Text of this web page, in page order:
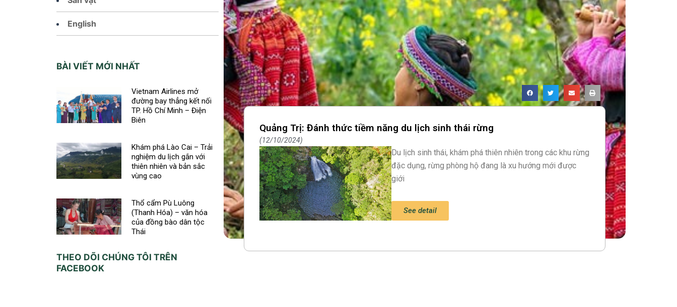
English
BÀI VIẾT MỚI NHẤT
Vietnam Airlines mở
đường bay thẳng kết nối
TP. Hồ Chí Minh – Điện
Biên
Khám phá Lào Cai – Trải
nghiệm du lịch gắn với
thiên nhiên và bản sắc
vùng cao
Thổ cẩm Pù Luông
(Thanh Hóa) – văn hóa
của đồng bào dân tộc
Thái
THEO DÕI CHÚNG TÔI TRÊN
FACEBOOK
Quảng Trị: Đánh thức tiềm năng du lịch sinh thái rừng
12/10/2024
Du lịch sinh thái, khám phá thiên nhiên trong các khu rừng
đặc dụng, rừng phòng hộ đang là xu hướng mới được
giới
See detail